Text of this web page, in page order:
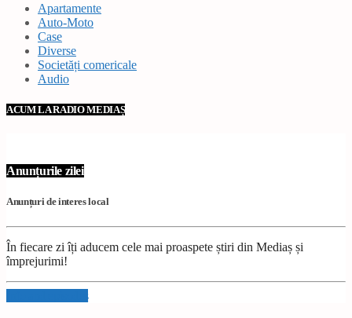
Apartamente
Auto-Moto
Case
Diverse
Societăți comericale
Audio
ACUM LA RADIO MEDIAȘ
Anunțurile zilei
Anunțuri de interes local
În fiecare zi îți aducem cele mai proaspete știri din Mediaș și
împrejurimi!
Info and episodes